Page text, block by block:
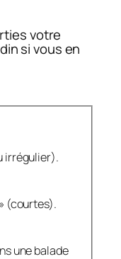
votre
si vous en
irrégulier).
(courtes).
une balade